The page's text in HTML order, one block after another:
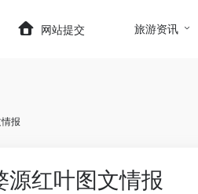
themes/onenav/inc/
网站提交 旅游资讯
报
源红叶图文情报